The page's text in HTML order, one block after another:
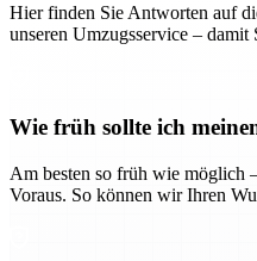
Hier finden Sie Antworten auf
unseren Umzugsservice – damit
Wie früh sollte ich
Am besten so früh wie möglich
Voraus. So können wir Ihren